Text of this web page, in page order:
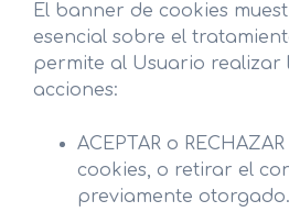
El banner de cookies
esencial sobre el
permite al Usuario realizar
acciones:
ACEPTAR o
cookies, o retirar el
previamente otorgado.